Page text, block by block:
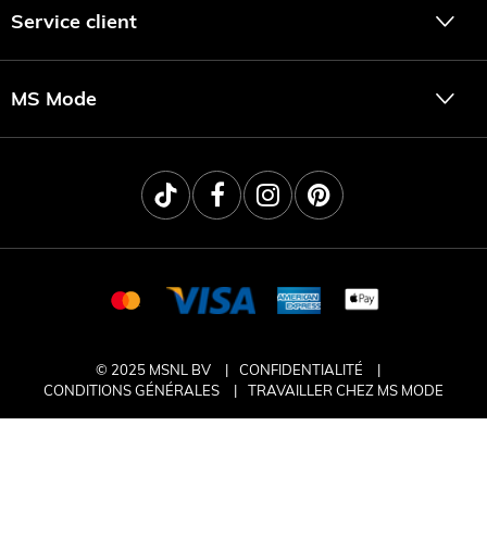
Service client
MS Mode
© 2025 MSNL BV
CONFIDENTIALITÉ
CONDITIONS GÉNÉRALES
TRAVAILLER CHEZ MS MODE